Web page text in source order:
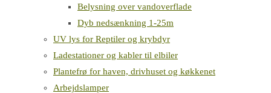
Belysning over vandoverflade
Dyb nedsænkning 1-25m
UV lys for Reptiler og krybdyr
Ladestationer og kabler til elbiler
Plantefrø for haven, drivhuset og køkkenet
Arbejdslamper